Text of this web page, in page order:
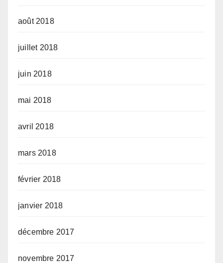
août 2018
juillet 2018
juin 2018
mai 2018
avril 2018
mars 2018
février 2018
janvier 2018
décembre 2017
novembre 2017